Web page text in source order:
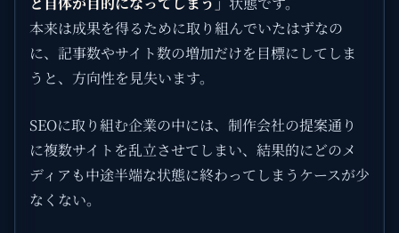
本来は成果を得るために取り組んでいたはずなの
に、記事数やサイト数の増加だけを目標にしてしま
うと、方向性を見失います。
SEOに取り組む企業の中には、制作会社の提案通り
に複数サイトを乱立させてしまい、結果的にどのメ
ディアも中途半端な状態に終わってしまうケースが少
なくない。